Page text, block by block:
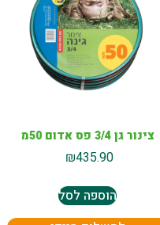
צינור גן 3/4 פס אדום 50מ
₪435.90
הוספה לסל